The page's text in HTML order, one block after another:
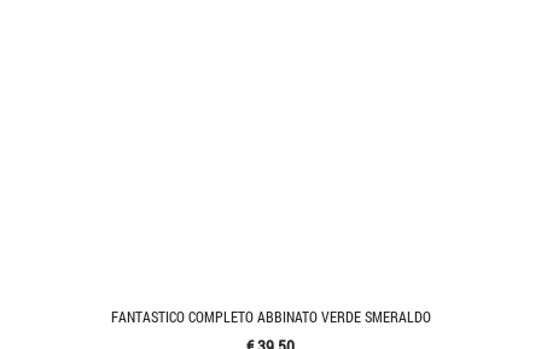
FANTASTICO COMPLETO ABBINATO VERDE SMERALDO